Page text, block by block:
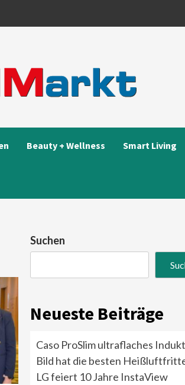
Beauty + Wellness Smart Living
Suchen
Neueste Beiträge
Caso ProSlim ultraflaches
Bild hat die besten
LG feiert 10 Jahre InstaView